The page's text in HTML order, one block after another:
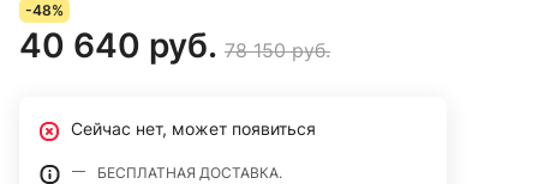
-48%
40 640 руб. 78 150 руб.
Сейчас нет, может появиться
БЕСПЛАТНАЯ ДОСТАВКА.